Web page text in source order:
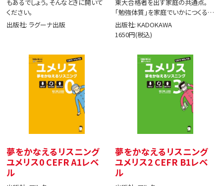
もあるでしょう。そんなときに開いて
ください。
出版社: ラグーナ出版
東大合格者を出す家庭の共通点。
「勉強体質」を家庭でいかにつくる
か。
出版社: KADOKAWA
1650円(税込)
夢をかなえるリスニング
ユメリス0 CEFR A1レベ
ル
夢をかなえるリスニング
ユメリス2 CEFR B1レベ
ル